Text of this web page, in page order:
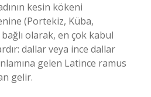
kesin kökeni
(Portekiz, Küba,
olarak, en çok kabul
dallar veya ince dallar
gelen Latince ramus
gelir.